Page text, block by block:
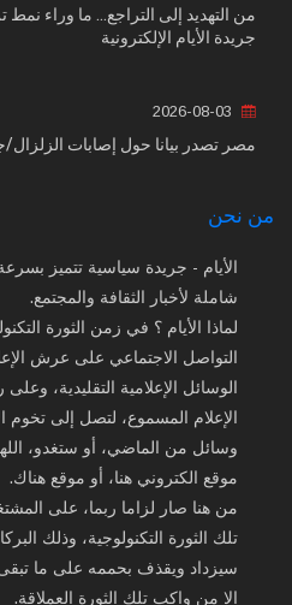
من التهديد إلى التراجع... ما وراء
جريدة الأيام الإلكترونية
مصر تصدر بيانا حول إصابات الزلزال/
من نحن
الأيام - جريدة سياسية تتميز
شاملة لأخبار الثقافة والمجتمع.
لماذا الأيام ؟ في زمن الثورة
التواصل الاجتماعي على عرش
الوسائل الإعلامية التقليدية،
الإعلام المسموع، لتصل إلى تخوم
وسائل من الماضي، أو ستغدو،
موقع الكتروني هنا، أو موقع هناك.
من هنا صار لزاما ربما، على
تلك الثورة التكنولوجية، وذلك
سيزداد ويقذف بحممه على ما
إلا من واكب تلك الثورة العملاقة.